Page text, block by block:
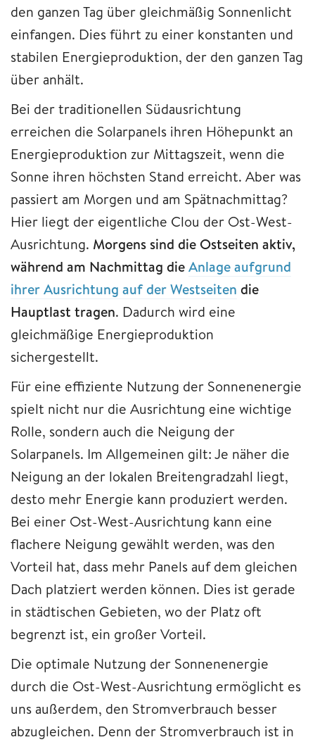
den ganzen Tag über gleichmäßig Sonnenlicht
einfangen. Dies führt zu einer konstanten und
stabilen Energieproduktion, der den ganzen Tag
über anhält.
Bei der traditionellen Südausrichtung
erreichen die Solarpanels ihren Höhepunkt an
Energieproduktion zur Mittagszeit, wenn die
Sonne ihren höchsten Stand erreicht. Aber was
passiert am Morgen und am Spätnachmittag?
Hier liegt der eigentliche Clou der Ost-West-
Ausrichtung. Morgens sind die Ostseiten aktiv,
während am Nachmittag dieAnlage aufgrund
ihrer Ausrichtung auf der Westseiten die
Hauptlast tragen. Dadurch wird eine
gleichmäßige Energieproduktion
sichergestellt.
Für eine effiziente Nutzung der Sonnenenergie
spielt nicht nur die Ausrichtung eine wichtige
Rolle, sondern auch die Neigung der
Solarpanels. Im Allgemeinen gilt: Je näher die
Neigung an der lokalen Breitengradzahl liegt,
desto mehr Energie kann produziert werden.
Bei einer Ost-West-Ausrichtung kann eine
flachere Neigung gewählt werden, was den
Vorteil hat, dass mehr Panels auf dem gleichen
Dach platziert werden können. Dies ist gerade
in städtischen Gebieten, wo der Platz oft
begrenzt ist, ein großer Vorteil.
Die optimale Nutzung der Sonnenenergie
durch die Ost-West-Ausrichtung ermöglicht es
uns außerdem, den Stromverbrauch besser
abzugleichen. Denn der Stromverbrauch ist in